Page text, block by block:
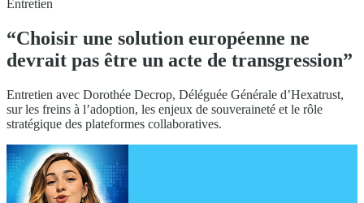
Entretien
“Choisir une solution européenne ne
devrait pas être un acte de transgression”
Entretien avec Dorothée Decrop, Déléguée Générale d’Hexatrust,
sur les freins à l’adoption, les enjeux de souveraineté et le rôle
stratégique des plateformes collaboratives.